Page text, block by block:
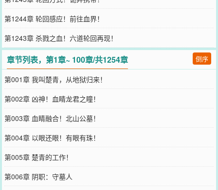
第1244章 轮回感应！前往血界！
第1243章 杀戮之血！六道轮回再现！
章节列表，第1章~ 100章/共1254章 倒序
第001章 我叫楚青，从地狱归来！
第002章 凶神！血睛龙君之瞳！
第003章 血睛融合！北山公墓！
第004章 以眼还眼！有眼有珠！
第005章 楚青的工作！
第006章 阴职：守墓人